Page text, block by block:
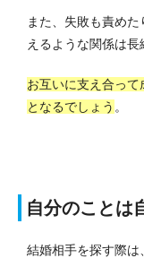
また、失敗も責め
えるような関係は長
お互いに支え合っ
となるでしょう 。
自分のことは
結婚相手を探す際